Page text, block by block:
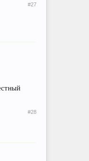
#27
#28